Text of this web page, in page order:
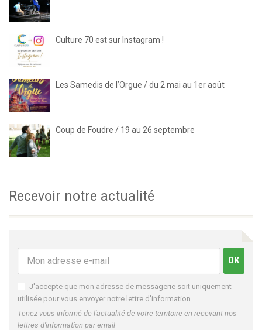
Culture 70 est sur Instagram !
Les Samedis de l’Orgue / du 2 mai au 1er août
Coup de Foudre / 19 au 26 septembre
Recevoir notre actualité
J'accepte que mon adresse de messagerie soit uniquement
utilisée pour vous envoyer notre lettre d'information
Tenez-vous informé de l'actualité de votre territoire en recevant nos
lettres d'information par email